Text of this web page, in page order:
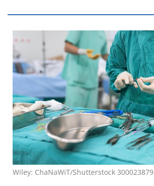
Wiley: ChaNaWiT/Shutterstock 300023879